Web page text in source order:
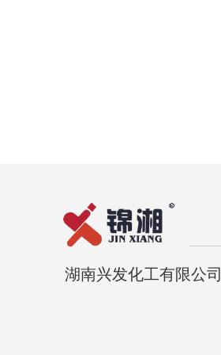
湖南兴发化工有限公司